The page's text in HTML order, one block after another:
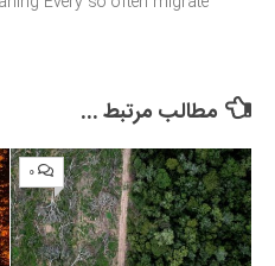
مطالب مرتبط ...
۰